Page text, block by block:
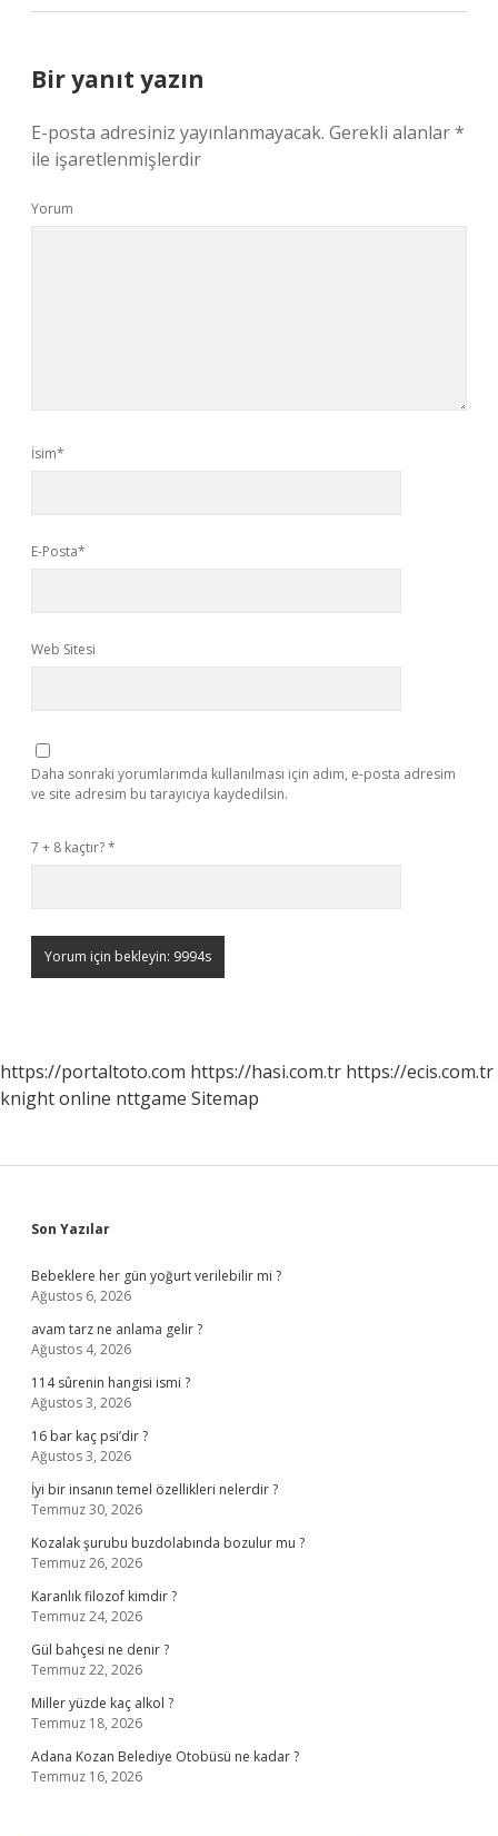
Bir yanıt yazın
E-posta adresiniz yayınlanmayacak. Gerekli alanlar*
ile işaretlenmişlerdir
Yorum
İsim*
E-Posta*
Web Sitesi
Daha sonraki yorumlarımda kullanılması için adım, e-posta adresim
ve site adresim bu tarayıcıya kaydedilsin.
7 + 8 kaçtır?*
https://portaltoto.com https://hasi.com.tr https://ecis.com.tr
knight online nttgame Sitemap
Sidebar
Son Yazılar
Bebeklere her gün yoğurt verilebilir mi ?
Ağustos 6, 2026
avam tarz ne anlama gelir ?
Ağustos 4, 2026
114 sûrenin hangisi ismi ?
Ağustos 3, 2026
16 bar kaç psi’dir ?
Ağustos 3, 2026
İyi bir insanın temel özellikleri nelerdir ?
Temmuz 30, 2026
Kozalak şurubu buzdolabında bozulur mu ?
Temmuz 26, 2026
Karanlık filozof kimdir ?
Temmuz 24, 2026
Gül bahçesi ne denir ?
Temmuz 22, 2026
Miller yüzde kaç alkol ?
Temmuz 18, 2026
Adana Kozan Belediye Otobüsü ne kadar ?
Temmuz 16, 2026